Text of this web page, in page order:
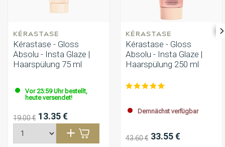
KÉRASTASE
Kérastase - Gloss
Absolu - Insta Glaze |
Haarspülung 75 ml
Vor 23:59 Uhr bestellt,
heute versendet!
19.00 € 13.35 €
KÉRASTASE
Kérastase - Gloss
Absolu - Insta Glaze |
Haarspülung 250 ml
Demnächst verfügbar
43.60 € 33.55 €